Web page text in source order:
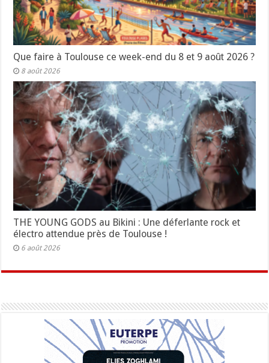
Que faire à Toulouse ce week-end du 8 et 9 août 2026 ?
8 août 2026
THE YOUNG GODS au Bikini : Une déferlante rock et
électro attendue près de Toulouse !
6 août 2026